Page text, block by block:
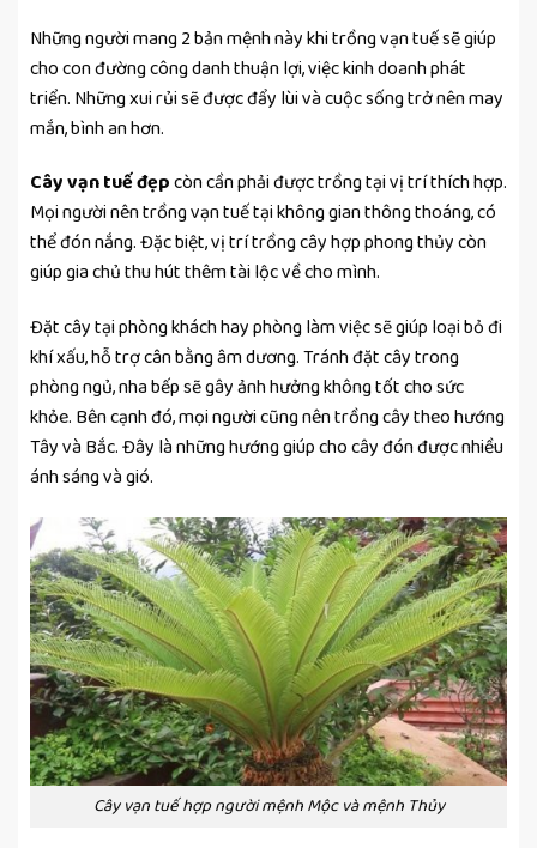
Những người mang 2 bản mệnh này khi trồng vạn tuế sẽ giúp
cho con đường công danh thuận lợi, việc kinh doanh phát
triển. Những xui rủi sẽ được đẩy lùi và cuộc sống trở nên may
mắn, bình an hơn.
Cây vạn tuế đẹpcòn cần phải được trồng tại vị trí thích hợp.
Mọi người nên trồng vạn tuế tại không gian thông thoáng, có
thể đón nắng. Đặc biệt, vị trí trồng cây hợp phong thủy còn
giúp gia chủ thu hút thêm tài lộc về cho mình.
Đặt cây tại phòng khách hay phòng làm việc sẽ giúp loại bỏ đi
khí xấu, hỗ trợ cân bằng âm dương. Tránh đặt cây trong
phòng ngủ, nha bếp sẽ gây ảnh hưởng không tốt cho sức
khỏe. Bên cạnh đó, mọi người cũng nên trồng cây theo hướng
Tây và Bắc. Đây là những hướng giúp cho cây đón được nhiều
ánh sáng và gió.
Cây vạn tuế hợp người mệnh Mộc và mệnh Thủy